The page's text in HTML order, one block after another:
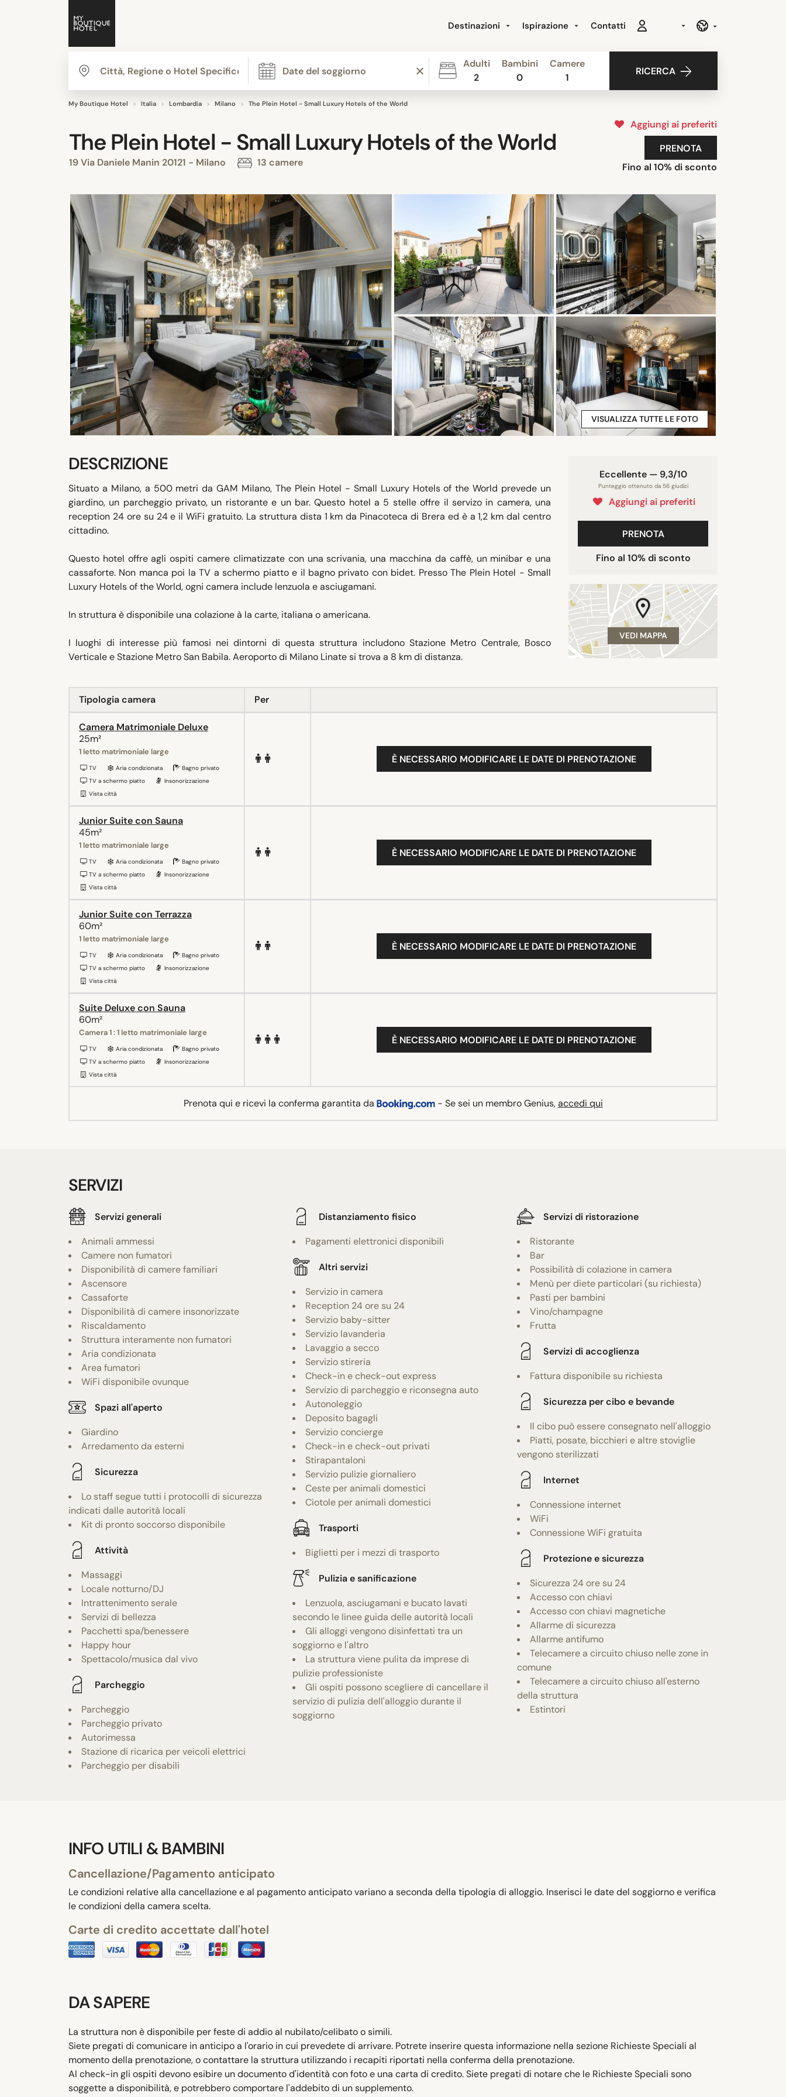
Destinazioni Ispirazione Contatti
Adulti
2
Bambini
0
Camere
1
RICERCA
My Boutique Hotel Italia Lombardia Milano The Plein Hotel - Small Luxury Hotels of the World
The Plein Hotel - Small Luxury Hotels of the World
19 Via Daniele Manin 20121 - Milano 13 camere
Aggiungi ai preferiti
PRENOTA
Fino al 10% di sconto
VISUALIZZA TUTTE LE FOTO
Eccellente — 9,3/10
Punteggio ottenuto da 56 giudizi
Aggiungi ai preferiti
PRENOTA
Fino al 10% di sconto
VEDI MAPPA
DESCRIZIONE
Situato a Milano, a 500 metri da GAM Milano, The Plein Hotel - Small Luxury Hotels of the World prevede un
giardino, un parcheggio privato, un ristorante e un bar. Questo hotel a 5 stelle offre il servizo in camera, una
reception 24 ore su 24 e il WiFi gratuito. La struttura dista 1 km da Pinacoteca di Brera ed è a 1,2 km dal centro
cittadino.
Questo hotel offre agli ospiti camere climatizzate con una scrivania, una macchina da caffè, un minibar e una
cassaforte. Non manca poi la TV a schermo piatto e il bagno privato con bidet. Presso The Plein Hotel - Small
Luxury Hotels of the World, ogni camera include lenzuola e asciugamani.
In struttura è disponibile una colazione à la carte, italiana o americana.
I luoghi di interesse più famosi nei dintorni di questa struttura includono Stazione Metro Centrale, Bosco
Verticale e Stazione Metro San Babila. Aeroporto di Milano Linate si trova a 8 km di distanza.
Tipologia camera Per
Camera Matrimoniale Deluxe
25m²
1 letto matrimoniale large
TV Aria condizionata
Bagno privato
TV a schermo piatto
Insonorizzazione
Vista città
È NECESSARIO MODIFICARE LE DATE DI PRENOTAZIONE
Junior Suite con Sauna
45m²
1 letto matrimoniale large
TV Aria condizionata
Bagno privato
TV a schermo piatto
Insonorizzazione
Vista città
È NECESSARIO MODIFICARE LE DATE DI PRENOTAZIONE
Junior Suite con Terrazza
60m²
1 letto matrimoniale large
TV Aria condizionata
Bagno privato
TV a schermo piatto
Insonorizzazione
Vista città
È NECESSARIO MODIFICARE LE DATE DI PRENOTAZIONE
Suite Deluxe con Sauna
60m²
Camera 1 : 1 letto matrimoniale large
TV Aria condizionata
Bagno privato
TV a schermo piatto
Insonorizzazione
Vista città
È NECESSARIO MODIFICARE LE DATE DI PRENOTAZIONE
Prenota qui e ricevi la conferma garantita da - Se sei un membro Genius,accedi qui
SERVIZI
Servizi generali
Animali ammessi
Camere non fumatori
Disponibilità di camere familiari
Ascensore
Cassaforte
Disponibilità di camere insonorizzate
Riscaldamento
Struttura interamente non fumatori
Aria condizionata
Area fumatori
WiFi disponibile ovunque
Spazi all'aperto
Giardino
Arredamento da esterni
Sicurezza
Lo staff segue tutti i protocolli di sicurezza
indicati dalle autorità locali
Kit di pronto soccorso disponibile
Attività
Massaggi
Locale notturno/DJ
Intrattenimento serale
Servizi di bellezza
Pacchetti spa/benessere
Happy hour
Spettacolo/musica dal vivo
Parcheggio
Parcheggio
Parcheggio privato
Autorimessa
Stazione di ricarica per veicoli elettrici
Parcheggio per disabili
Distanziamento fisico
Pagamenti elettronici disponibili
Altri servizi
Servizio in camera
Reception 24 ore su 24
Servizio baby-sitter
Servizio lavanderia
Lavaggio a secco
Servizio stireria
Check-in e check-out express
Servizio di parcheggio e riconsegna auto
Autonoleggio
Deposito bagagli
Servizio concierge
Check-in e check-out privati
Stirapantaloni
Servizio pulizie giornaliero
Ceste per animali domestici
Ciotole per animali domestici
Trasporti
Biglietti per i mezzi di trasporto
Pulizia e sanificazione
Lenzuola, asciugamani e bucato lavati
secondo le linee guida delle autorità locali
Gli alloggi vengono disinfettati tra un
soggiorno e l'altro
La struttura viene pulita da imprese di
pulizie professioniste
Gli ospiti possono scegliere di cancellare il
servizio di pulizia dell'alloggio durante il
soggiorno
Servizi di ristorazione
Ristorante
Bar
Possibilità di colazione in camera
Menù per diete particolari (su richiesta)
Pasti per bambini
Vino/champagne
Frutta
Servizi di accoglienza
Fattura disponibile su richiesta
Sicurezza per cibo e bevande
Il cibo può essere consegnato nell'alloggio
Piatti, posate, bicchieri e altre stoviglie
vengono sterilizzati
Internet
Connessione internet
WiFi
Connessione WiFi gratuita
Protezione e sicurezza
Sicurezza 24 ore su 24
Accesso con chiavi
Accesso con chiavi magnetiche
Allarme di sicurezza
Allarme antifumo
Telecamere a circuito chiuso nelle zone in
comune
Telecamere a circuito chiuso all'esterno
della struttura
Estintori
INFO UTILI & BAMBINI
Cancellazione/Pagamento anticipato
Le condizioni relative alla cancellazione e al pagamento anticipato variano a seconda della tipologia di alloggio. Inserisci le date del soggiorno e verifica
le condizioni della camera scelta.
Carte di credito accettate dall'hotel
DA SAPERE
La struttura non è disponibile per feste di addio al nubilato/celibato o simili.
Siete pregati di comunicare in anticipo a l'orario in cui prevedete di arrivare. Potrete inserire questa informazione nella sezione Richieste Speciali al
momento della prenotazione, o contattare la struttura utilizzando i recapiti riportati nella conferma della prenotazione.
Al check-in gli ospiti devono esibire un documento d'identità con foto e una carta di credito. Siete pregati di notare che le Richieste Speciali sono
soggette a disponibilità, e potrebbero comportare l'addebito di un supplemento.